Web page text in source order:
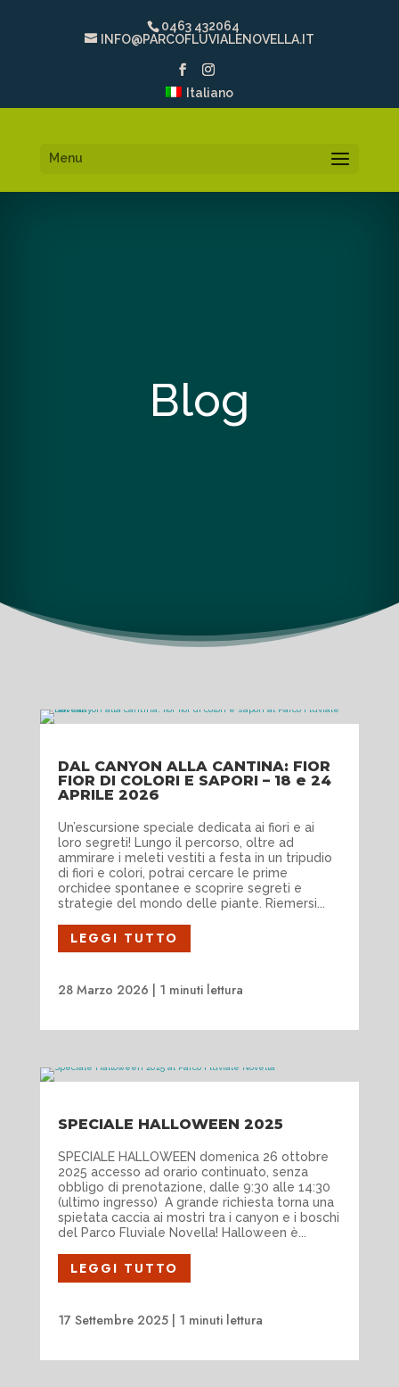
0463 432064
INFO@PARCOFLUVIALENOVELLA.IT
Italiano
Menu
Blog
DAL CANYON ALLA CANTINA: FIOR
FIOR DI COLORI E SAPORI – 18 e 24
APRILE 2026
Un’escursione speciale dedicata ai fiori e ai
loro segreti! Lungo il percorso, oltre ad
ammirare i meleti vestiti a festa in un tripudio
di fiori e colori, potrai cercare le prime
orchidee spontanee e scoprire segreti e
strategie del mondo delle piante. Riemersi...
LEGGI TUTTO
28 Marzo 2026 1 minuti lettura
SPECIALE HALLOWEEN 2025
SPECIALE HALLOWEEN domenica 26 ottobre
2025 accesso ad orario continuato, senza
obbligo di prenotazione, dalle 9:30 alle 14:30
(ultimo ingresso) A grande richiesta torna una
spietata caccia ai mostri tra i canyon e i boschi
del Parco Fluviale Novella! Halloween è...
LEGGI TUTTO
17 Settembre 2025| 1 minuti lettura